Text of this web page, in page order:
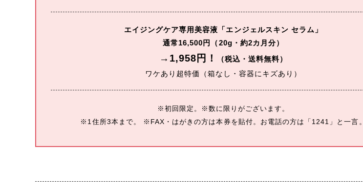
エイジングケア専用美容液「エンジェルスキン セラム」
通常16,500円（20g・約2カ月分）
→1,958円！
（税込・送料無料）
ワケあり超特価（箱なし・容器にキズあり）
※初回限定。※数に限りがございます。
※1住所3本まで。 ※FAX・はがきの方は本券を貼付。お電話の方は「1241」と一言。